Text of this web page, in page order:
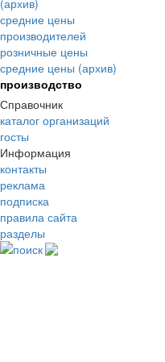
(архив)
средние цены
производителей
розничные цены
средние цены (архив)
производство
Справочник
каталог организаций
госты
Информация
контакты
реклама
подписка
правила сайта
разделы
поиск